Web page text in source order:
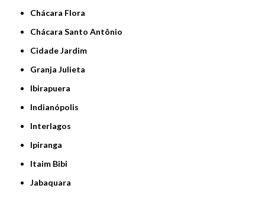
Chácara Flora
Chácara Santo Antônio
Cidade Jardim
Granja Julieta
Ibirapuera
Indianópolis
Interlagos
Ipiranga
Itaim Bibi
Jabaquara